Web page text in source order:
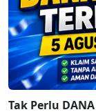
Tak Perlu